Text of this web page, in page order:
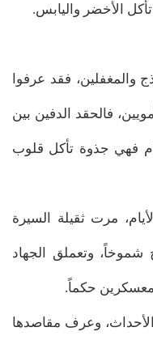
الأخضر واليابس.
والمغفلين، فقد عرفوا
فالحقد الدفين بين
فهي جذوة تأكل قلوب
مرت ثقيلة السيرة
وتعملق الجهاد
حكماً.
وعرف مقاصدها